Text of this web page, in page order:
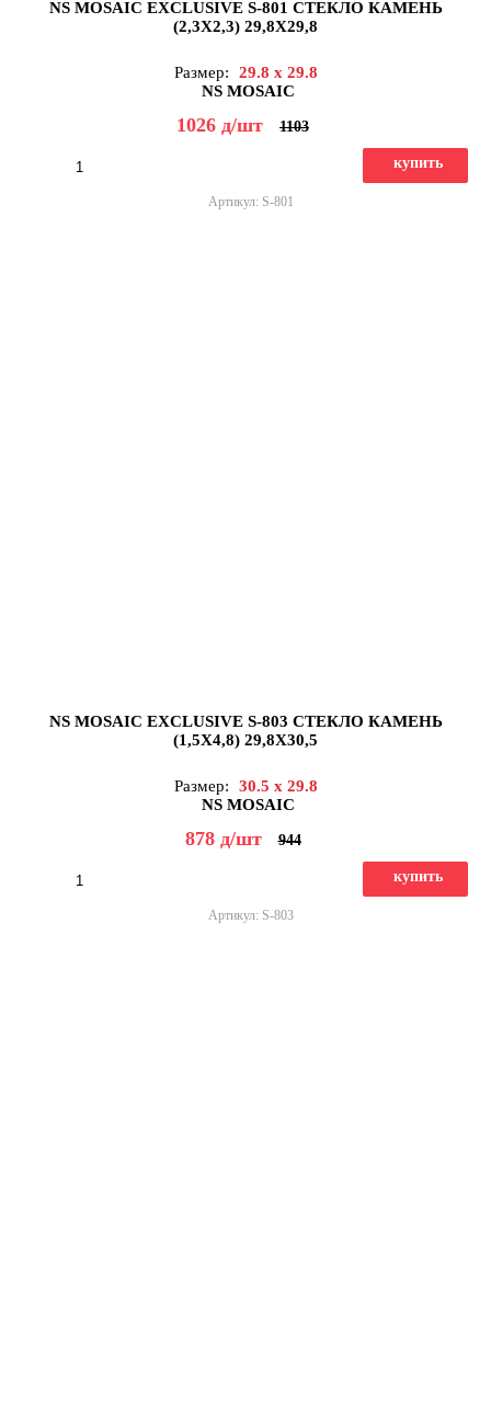
NS MOSAIC EXCLUSIVE S-801 СТЕКЛО КАМЕНЬ
(2,3X2,3) 29,8X29,8
Размер:
29.8 x 29.8
NS MOSAIC
1026 д/шт 1103
купить
Артикул: S-801
NS MOSAIC EXCLUSIVE S-803 СТЕКЛО КАМЕНЬ
(1,5X4,8) 29,8X30,5
Размер:
30.5 x 29.8
NS MOSAIC
878 д/шт 944
купить
Артикул: S-803